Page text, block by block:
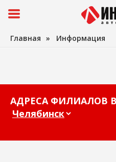
Главная » Информация
АДРЕСА ФИЛИАЛОВ